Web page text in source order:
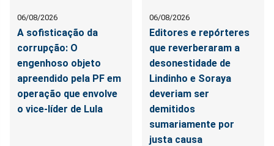
06/08/2026
A sofisticação da
corrupção: O
engenhoso objeto
apreendido pela PF em
operação que envolve
o vice-líder de Lula
06/08/2026
Editores e repórteres
que reverberaram a
desonestidade de
Lindinho e Soraya
deveriam ser
demitidos
sumariamente por
justa causa